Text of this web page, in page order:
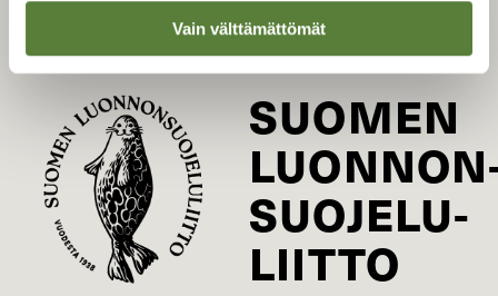
Vain välttämättömät
Tilaa uutiskirje
SUOMEN
SUOJELU­
LIITTO